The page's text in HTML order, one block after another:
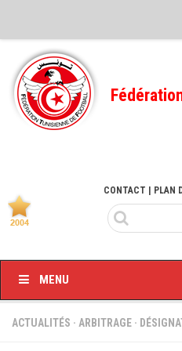
Feuille de match
FMI – 2022/2023
Ligue I – 2022/2023
Ligue I – 2020/2021
Ligue I – 2019/2020
Feuilles de match 2018/2019
CONTACT | PLAN
MENU
ACTUALITÉS · ARBITRAGE ·